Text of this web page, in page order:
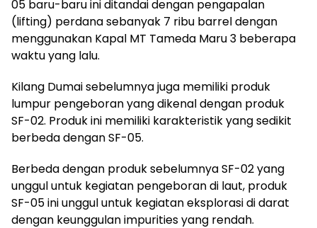
05 baru-baru ini ditandai dengan pengapalan
(lifting) perdana sebanyak 7 ribu barrel dengan
menggunakan Kapal MT Tameda Maru 3 beberapa
waktu yang lalu.
Kilang Dumai sebelumnya juga memiliki produk
lumpur pengeboran yang dikenal dengan produk
SF-02. Produk ini memiliki karakteristik yang sedikit
berbeda dengan SF-05.
Berbeda dengan produk sebelumnya SF-02 yang
unggul untuk kegiatan pengeboran di laut, produk
SF-05 ini unggul untuk kegiatan eksplorasi di darat
dengan keunggulan impurities yang rendah.